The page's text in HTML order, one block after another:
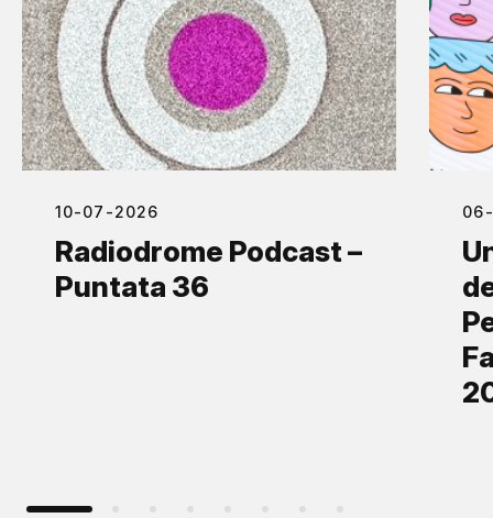
10-07-2026
Radiodrome Podcast –
Puntata 36